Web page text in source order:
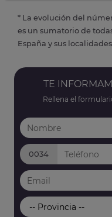
* La evolución del
es un sumatorio de
España y sus localidades
TE
Rellena el
0034